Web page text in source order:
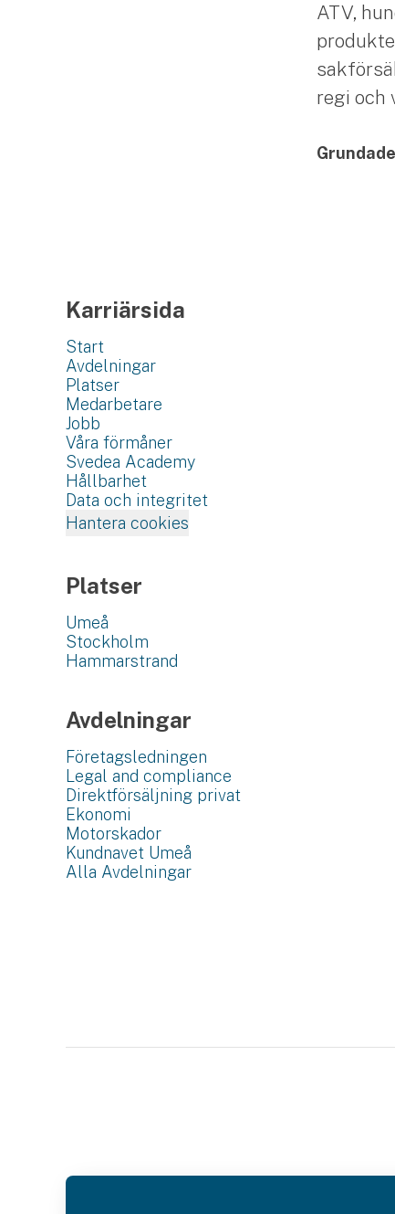
ATV,
regi och
Karriärsida
Start
Avdelningar
Platser
Medarbetare
Jobb
Våra förmåner
Svedea Academy
Hållbarhet
Data och integritet
Hantera cookies
Platser
Umeå
Stockholm
Hammarstrand
Avdelningar
Företagsledningen
Legal and compliance
Direktförsäljning privat
Ekonomi
Motorskador
Kundnavet Umeå
Alla Avdelningar